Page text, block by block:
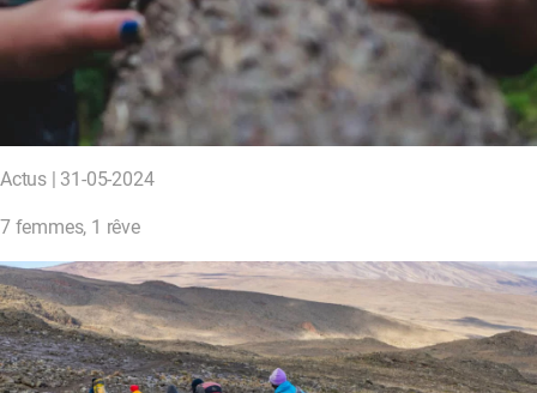
Actus | 31-05-2024
7 femmes, 1 rêve